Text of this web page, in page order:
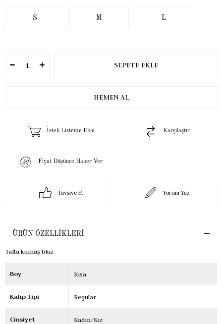
S M L
İstek Listeme Ekle Karşılaştır
Fiyat Düşünce Haber Ver
Tavsiye Et Yorum Yaz
ÜRÜN ÖZELLIKLERI
Tafta kumaş bluz
Boy Kısa
Kalıp Tipi Regular
Cinsiyet Kadın/Kız